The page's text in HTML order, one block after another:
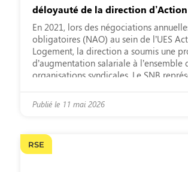
déloyauté de la direction
En 2021, lors des négociations
obligatoires (NAO) au sein de l’UES
Logement, la direction a soumis une
d’augmentation salariale à l’ensemble
organisations syndicales. Le SNB
professionnelles, a accepté de signer
proposition dans les délais impartis.
Publié le 11 mai 2026
RSE